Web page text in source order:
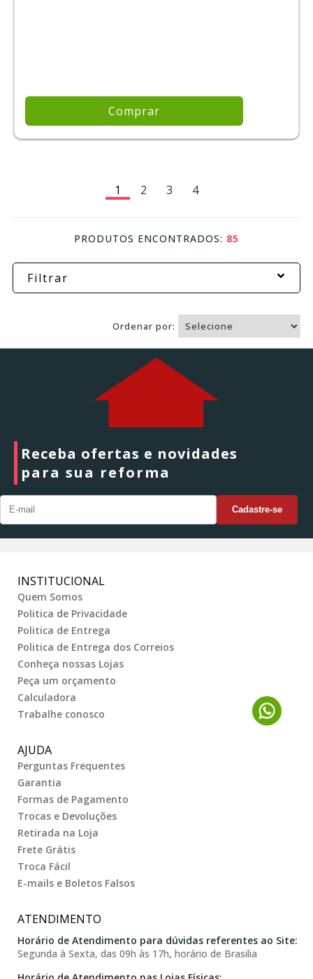
Comprar
1 2 3 4
PRODUTOS ENCONTRADOS: 85
Filtrar
Ordenar por:
Receba ofertas e novidades
para sua reforma
INSTITUCIONAL
Quem Somos
Politica de Privacidade
Politica de Entrega
Politica de Entrega dos Correios
Conheça nossas Lojas
Peça um orçamento
Calculadora
Trabalhe conosco
AJUDA
Perguntas Frequentes
Garantia
Formas de Pagamento
Trocas e Devoluções
Retirada na Loja
Frete Grátis
Troca Fácil
E-mails e Boletos Falsos
ATENDIMENTO
Horário de Atendimento para dúvidas referentes ao Site:
Segunda à Sexta, das 09h às 17h, horário de Brasilia